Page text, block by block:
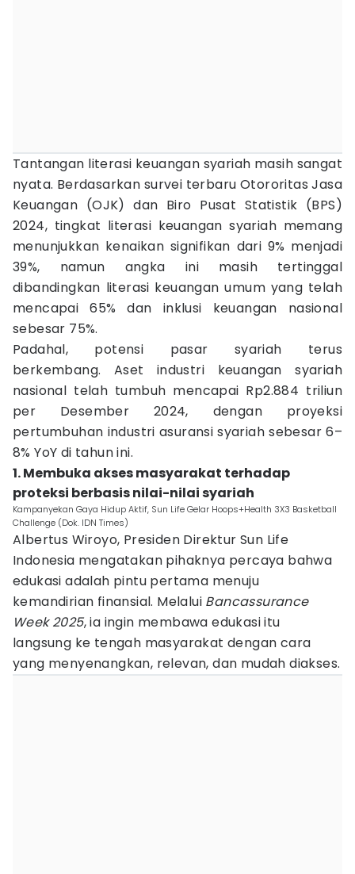
Tantangan literasi keuangan syariah masih sangat
nyata. Berdasarkan survei terbaru Otororitas Jasa
Keuangan (OJK) dan Biro Pusat Statistik (BPS)
2024, tingkat literasi keuangan syariah memang
menunjukkan kenaikan signifikan dari 9% menjadi
39%, namun angka ini masih tertinggal
dibandingkan literasi keuangan umum yang telah
mencapai 65% dan inklusi keuangan nasional
sebesar 75%.
Padahal, potensi pasar syariah terus
berkembang. Aset industri keuangan syariah
nasional telah tumbuh mencapai Rp2.884 triliun
per Desember 2024, dengan proyeksi
pertumbuhan industri asuransi syariah sebesar 6–
8% YoY di tahun ini.
1. Membuka akses masyarakat terhadap
proteksi berbasis nilai-nilai syariah
Kampanyekan Gaya Hidup Aktif, Sun Life Gelar Hoops+Health 3X3 Basketball
Challenge (Dok. IDN Times)
Albertus Wiroyo, Presiden Direktur Sun Life
Indonesia mengatakan pihaknya percaya bahwa
edukasi adalah pintu pertama menuju
kemandirian finansial. Melalui Bancassurance
Week 2025, ia ingin membawa edukasi itu
langsung ke tengah masyarakat dengan cara
yang menyenangkan, relevan, dan mudah diakses.